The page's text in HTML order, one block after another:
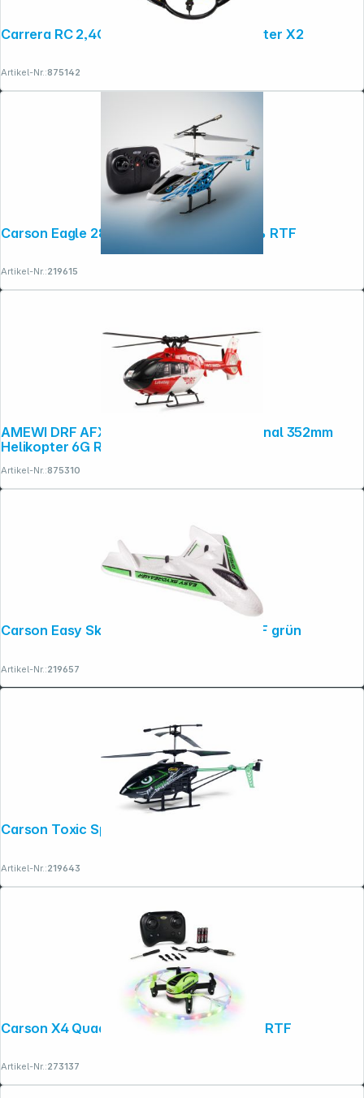
Carrera RC 2,4GHz 370503032 Quadcopter X2
Artikel-Nr.:875142
Carson Eagle 280 Crash Stop 2,4G 100% RTF
Artikel-Nr.:219615
AMEWI DRF AFX-135 PRO brushless 6-Kanal 352mm
Helikopter 6G RTF
Artikel-Nr.:875310
Carson Easy Skydreamer 2,4G 100% RTF grün
Artikel-Nr.:219657
Artikel-Nr.:219643
Carson X4 Quadcopter Yairo 2,4G 100% RTF
Artikel-Nr.:273137